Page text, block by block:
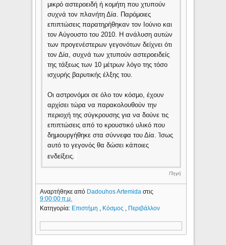
μικρό αστεροειδή ή κομήτη που χτυπούν
συχνά τον πλανήτη Δία. Παρόμοιες
επιπτώσεις παρατηρήθηκαν τον Ιούνιο και
τον Αύγουστο του 2010. Η ανάλυση αυτών
των προγενέστερων γεγονότων δείχνει ότι
τον Δία, συχνά των χτυπούν αστεροειδείς
της τάξεως των 10 μέτρων λόγο της τόσο
ισχυρής βαρυτικής έλξης του.
Οι αστρονόμοι σε όλο τον κόσμο, έχουν
αρχίσει τώρα να παρακολουθούν την
περιοχή της σύγκρουσης για να δούνε τις
επιπτώσεις από το κρουστικό υλικό που
δημιουργήθηκε στα σύννεφα του Δία. Ίσως
αυτό το γεγονός θα δώσει κάποιες
ενδείξεις.
Πηγή
Αναρτήθηκε από Dadouhos Artemidaστις
9:00:00 π.μ.
Κατηγορία: Επιστήμη Κόσμος Περιβάλλον